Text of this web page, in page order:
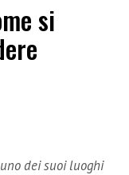
si
dei suoi luoghi